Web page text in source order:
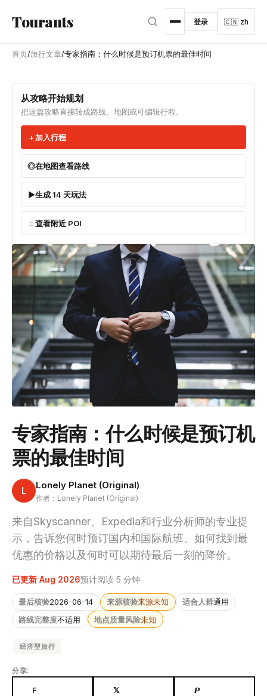
Tourants 登录 🇨🇳 zh
首页/旅行文章/专家指南：什么时候是预订机票的最佳时间
从攻略开始规划
把这篇攻略直接转成路线、地图或可编辑行程。
加入行程
在地图查看路线
生成 14 天玩法
查看附近 POI
专家指南：什么时候是预订机
票的最佳时间
L Lonely Planet (Original)
作者：Lonely Planet (Original)
来自Skyscanner、Expedia和行业分析师的专业提
示，告诉您何时预订国内和国际航班、如何找到最
优惠的价格以及何时可以期待最后一刻的降价。
已更新 Aug 2026预计阅读 5 分钟
最后核验2026-06-14 来源核验来源未知 适合人群通用
路线完整度不适用 地点质量风险未知
经济型旅行
分享:
F 𝕏 𝙋